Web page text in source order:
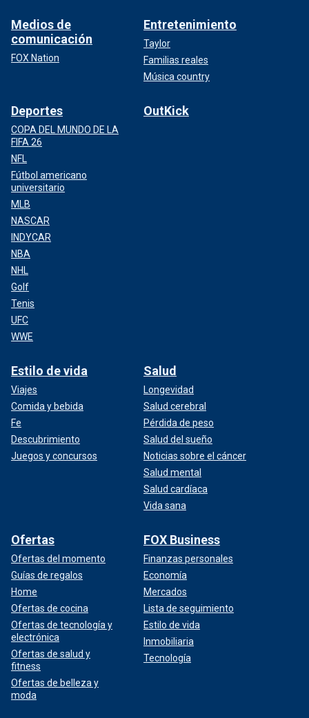
Medios de
comunicación
FOX Nation
Entretenimiento
Taylor
Familias reales
Música country
Deportes
COPA DEL MUNDO DE LA
FIFA 26
NFL
Fútbol americano
universitario
MLB
NASCAR
INDYCAR
NBA
NHL
Golf
Tenis
UFC
WWE
OutKick
Estilo de vida
Viajes
Comida y bebida
Fe
Descubrimiento
Juegos y concursos
Salud
Longevidad
Salud cerebral
Pérdida de peso
Salud del sueño
Noticias sobre el cáncer
Salud mental
Salud cardíaca
Vida sana
Ofertas
Ofertas del momento
Guías de regalos
Home
Ofertas de cocina
Ofertas de tecnología y
electrónica
Ofertas de salud y
fitness
Ofertas de belleza y
moda
FOX Business
Finanzas personales
Economía
Mercados
Lista de seguimiento
Estilo de vida
Inmobiliaria
Tecnología